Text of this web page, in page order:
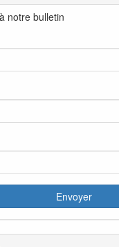
notre bulletin